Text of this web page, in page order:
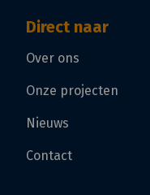
Direct naar
Over ons
Onze projecten
Nieuws
Contact